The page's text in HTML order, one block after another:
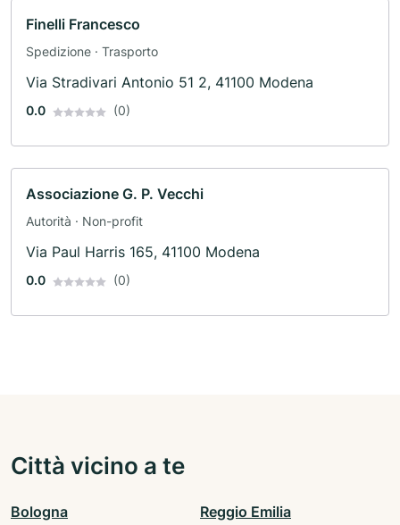
Finelli Francesco
Spedizione · Trasporto
Via Stradivari Antonio 51 2, 41100 Modena
0.0 (0)
Associazione G. P. Vecchi
Autorità · Non-profit
Via Paul Harris 165, 41100 Modena
0.0 (0)
Città vicino a te
Bologna Reggio Emilia